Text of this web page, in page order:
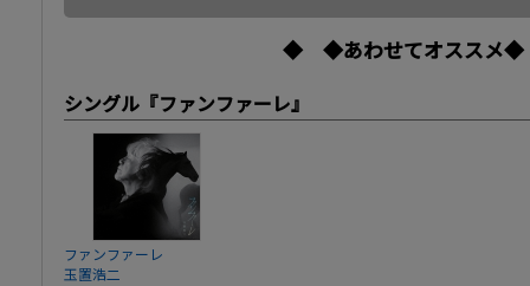
◆ ◆あわせてオスス
シングル『ファンファーレ』
ファンファーレ
玉置浩二